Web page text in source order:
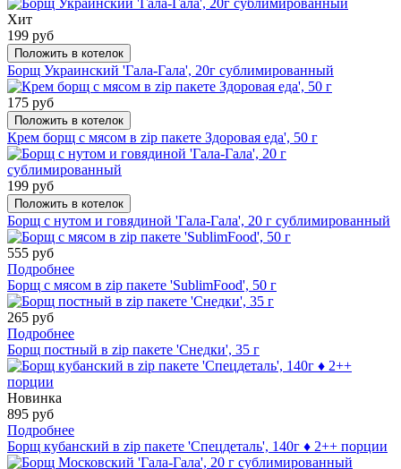
Хит
199 руб
Положить в котелок
Борщ Украинский 'Гала-Гала', 20г сублимированный
175 руб
Положить в котелок
Крем борщ с мясом в zip пакете Здоровая еда', 50 г
199 руб
Положить в котелок
Борщ с нутом и говядиной 'Гала-Гала', 20 г сублимированный
555 руб
Подробнее
Борщ с мясом в zip пакете 'SublimFood', 50 г
265 руб
Подробнее
Борщ постный в zip пакете 'Снедки', 35 г
Новинка
895 руб
Подробнее
Борщ кубанский в zip пакете 'Спецдеталь', 140г ♦ 2++ порции